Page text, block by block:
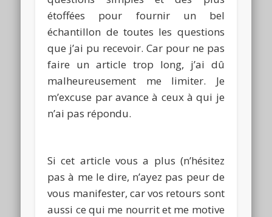
étoffées pour fournir un bel
échantillon de toutes les questions
que j’ai pu recevoir. Car pour ne pas
faire un article trop long, j’ai dû
malheureusement me limiter. Je
m’excuse par avance à ceux à qui je
n’ai pas répondu.
Si cet article vous a plus (n’hésitez
pas à me le dire, n’ayez pas peur de
vous manifester, car vos retours sont
aussi ce qui me nourrit et me motive